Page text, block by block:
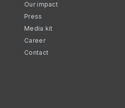
Our impact
Press
Media kit
Career
Contact